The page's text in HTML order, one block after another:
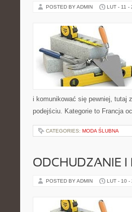
POSTED BY ADMIN LUT - 11 -
i komunikować się pewniej, tutaj
podejściu. Kategorie to Francja
CATEGORIES: MODA ŚLUBNA
ODCHUDZANIE I
POSTED BY ADMIN LUT - 10 -